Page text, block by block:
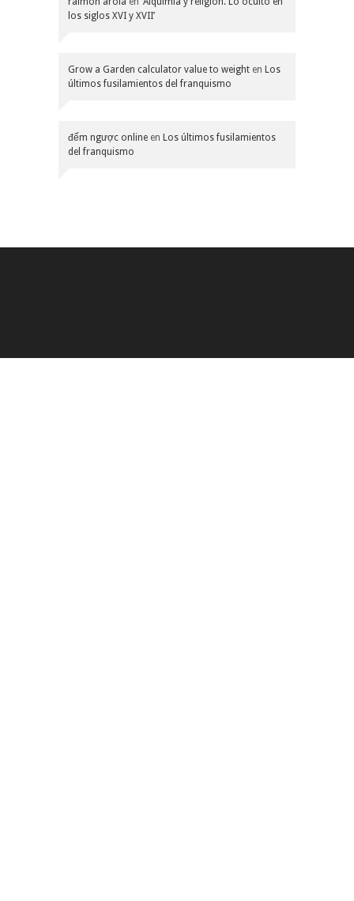
los siglos XVI y XVII’
Grow a Garden calculator value to weight en Los
últimos fusilamientos del franquismo
đếm ngược online en Los últimos fusilamientos
del franquismo